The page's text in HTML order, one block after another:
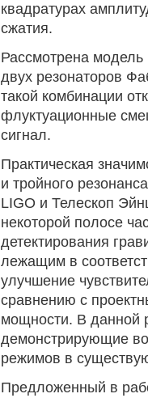
квадратурах
сжатия.
Рассмотрена
двух резонаторов
такой комбинации
флуктуационные
сигнал.
Практическая
и тройного
LIGO и Телескоп
некоторой полосе
детектирования
лежащим в
улучшение
сравнению с
мощности. В данной
демонстрирующие
режимов в
Предложенный в